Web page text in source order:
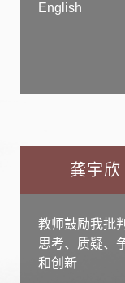
English
龚宇欣
教师鼓励我批
思考、质疑、
和创新